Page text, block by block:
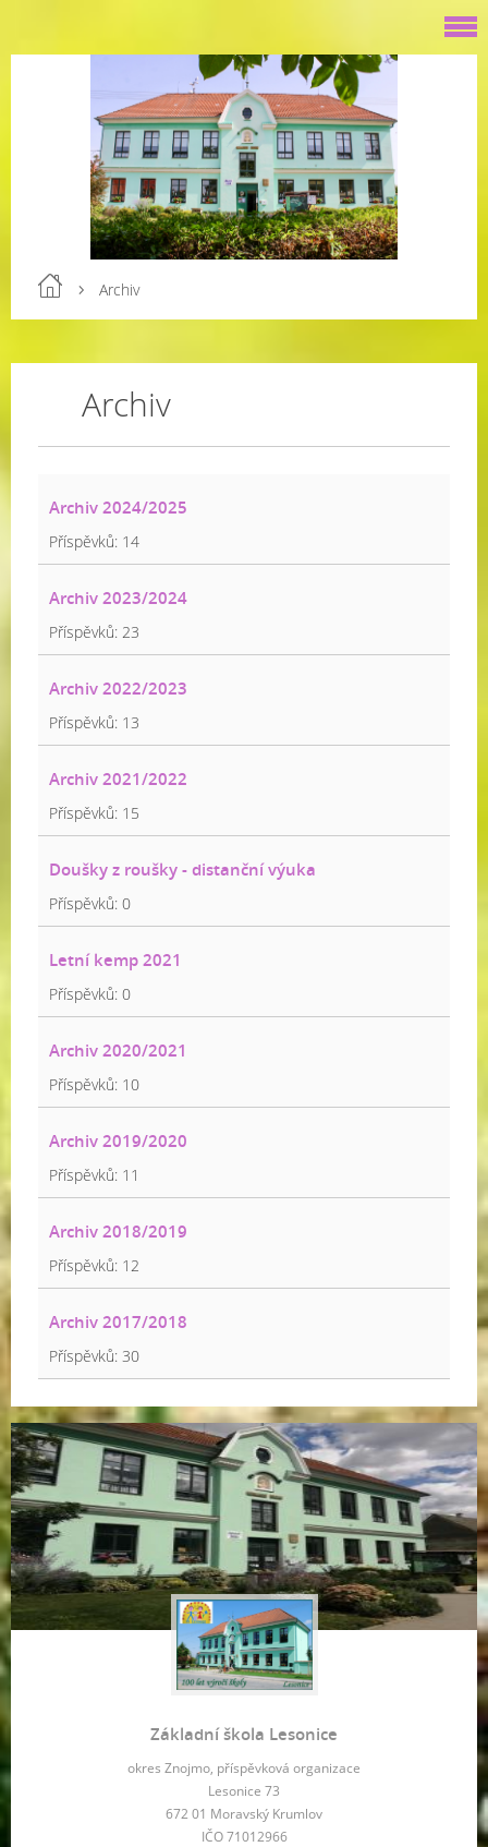
Archiv
Archiv
Archiv 2024/2025
Příspěvků: 14
Archiv 2023/2024
Příspěvků: 23
Archiv 2022/2023
Příspěvků: 13
Archiv 2021/2022
Příspěvků: 15
Doušky z roušky - distanční výuka
Příspěvků: 0
Letní kemp 2021
Příspěvků: 0
Archiv 2020/2021
Příspěvků: 10
Archiv 2019/2020
Příspěvků: 11
Archiv 2018/2019
Příspěvků: 12
Archiv 2017/2018
Příspěvků: 30
Základní škola Lesonice
okres Znojmo, příspěvková organizace
Lesonice 73
672 01 Moravský Krumlov
IČO 71012966